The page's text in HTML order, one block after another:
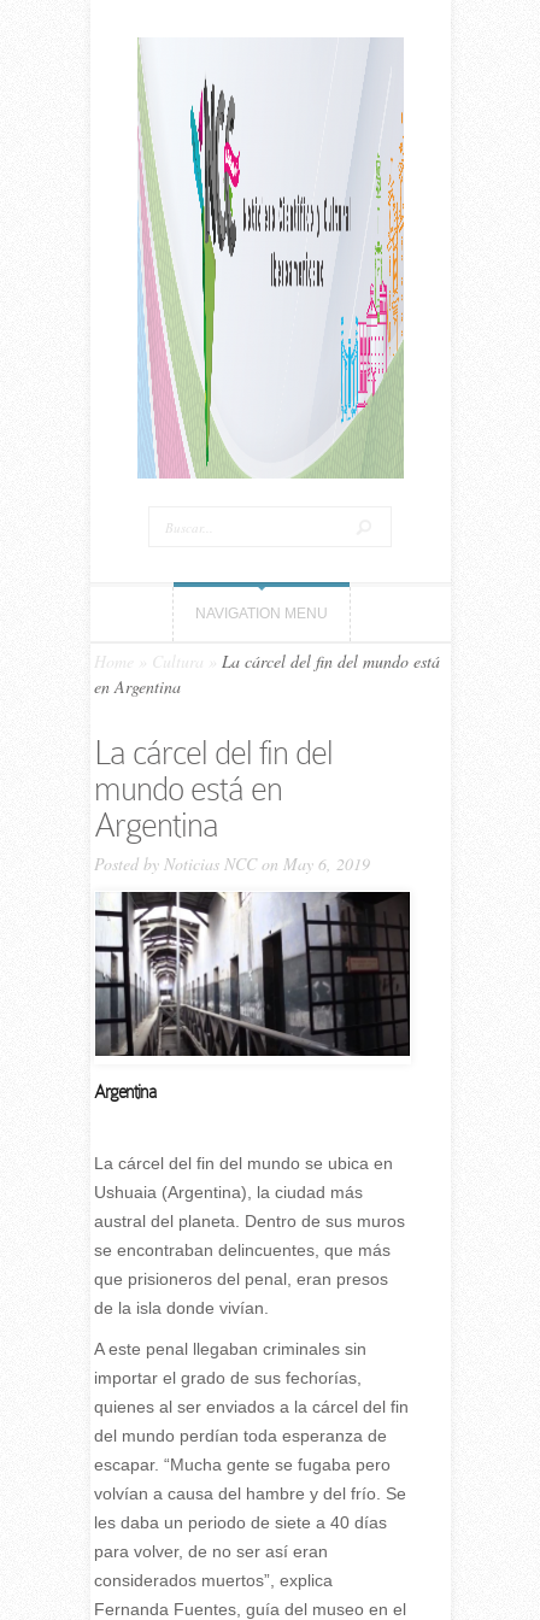
NAVIGATION MENU
Home Cultura
La cárcel del fin del mundo está
en Argentina
La cárcel del fin del
mundo está en
Argentina
Posted by Noticias NCCon May 6, 2019
Argentina
La cárcel del fin del mundo se ubica en
Ushuaia (Argentina), la ciudad más
austral del planeta. Dentro de sus muros
se encontraban delincuentes, que más
que prisioneros del penal, eran presos
de la isla donde vivían.
A este penal llegaban criminales sin
importar el grado de sus fechorías,
quienes al ser enviados a la cárcel del fin
del mundo perdían toda esperanza de
escapar. “Mucha gente se fugaba pero
volvían a causa del hambre y del frío. Se
les daba un periodo de siete a 40 días
para volver, de no ser así eran
considerados muertos”, explica
Fernanda Fuentes, guía del museo en el